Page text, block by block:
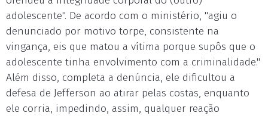
adolescente". De acordo com o ministério, "agiu o
denunciado por motivo torpe, consistente na
vingança, eis que matou a vítima porque supôs que o
adolescente tinha envolvimento com a criminalidade."
Além disso, completa a denúncia, ele dificultou a
defesa de Jefferson ao atirar pelas costas, enquanto
ele corria, impedindo, assim, qualquer reação